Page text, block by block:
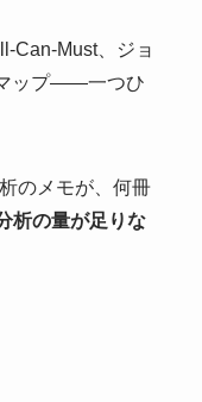
Can-Must、ジョ
ップ——一つひ
のメモが、何冊
析の量が足りな